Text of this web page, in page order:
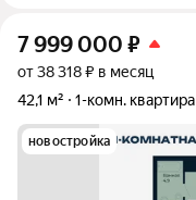
7 999 000 ₽
от 38 318 ₽ в месяц
42,1 м²
1-комн. квартира
новостройка